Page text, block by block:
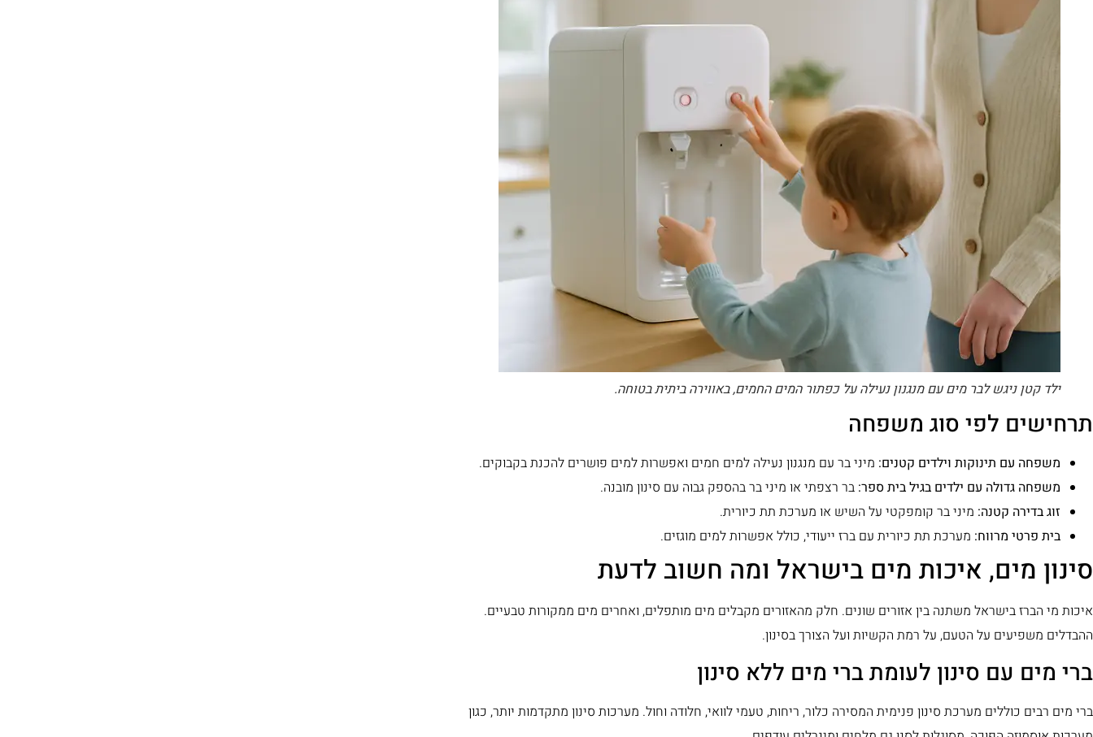
ילד קטן ניגש לבר מים עם מנגנון נעילה על כפתור המים החמים, באווירה ביתית בטוחה.
תרחישים לפי סוג משפחה
משפחה עם תינוקות וילדים קטנים: מיני בר עם מנגנון נעילה למים חמים ואפשרות למים פושרים להכנת בקבוקים.
משפחה גדולה עם ילדים בגיל בית ספר: בר רצפתי או מיני בר בהספק גבוה עם סינון מובנה.
זוג בדירה קטנה: מיני בר קומפקטי על השיש או מערכת תת כיורית.
בית פרטי מרווח: מערכת תת כיורית עם ברז ייעודי, כולל אפשרות למים מוגזים.
סינון מים, איכות מים בישראל ומה חשוב לדעת
איכות מי הברז בישראל משתנה בין אזורים שונים. חלק מהאזורים מקבלים מים מותפלים, ואחרים מים ממקורות טבעיים.
ההבדלים משפיעים על הטעם, על רמת הקשיות ועל הצורך בסינון.
ברי מים עם סינון לעומת ברי מים ללא סינון
ברי מים רבים כוללים מערכת סינון פנימית המסירה כלור, ריחות, טעמי לוואי, חלודה וחול. מערכות סינון מתקדמות יותר, כגון